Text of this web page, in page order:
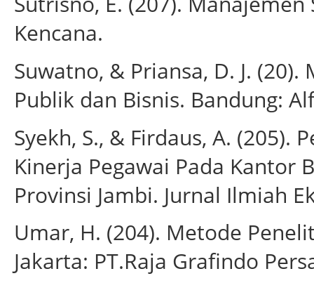
Kencana.
Suwatno, & Priansa, D. J.
Publik dan Bisnis. Bandung:
Syekh, S., & Firdaus, A. (205).
Kinerja Pegawai Pada Kantor
Provinsi Jambi. Jurnal Ilmiah
Umar, H. (204). Metode
Jakarta: PT.Raja Grafindo